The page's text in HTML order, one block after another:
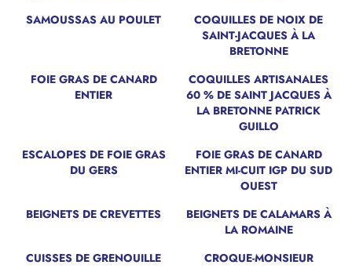
SAMOUSSAS AU POULET
COQUILLES DE NOIX DE
SAINT-JACQUES À LA
BRETONNE
FOIE GRAS DE CANARD
ENTIER
COQUILLES ARTISANALES
60 % DE SAINT JACQUES À
LA BRETONNE PATRICK
GUILLO
ESCALOPES DE FOIE GRAS
DU GERS
FOIE GRAS DE CANARD
ENTIER MI-CUIT IGP DU SUD
OUEST
BEIGNETS DE CREVETTES
BEIGNETS DE CALAMARS À
LA ROMAINE
CUISSES DE GRENOUILLE
CROQUE-MONSIEUR